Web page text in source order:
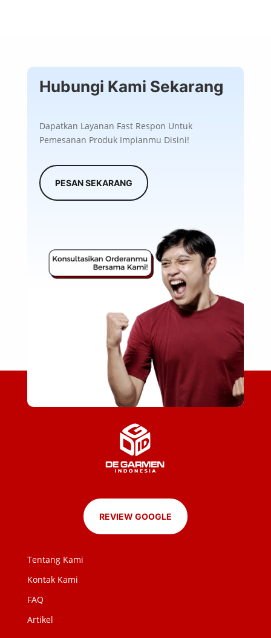
Hubungi Kami Sekarang
Dapatkan Layanan Fast Respon Untuk
Pemesanan Produk Impianmu Disini!
PESAN SEKARANG
REVIEW GOOGLE
Tentang Kami
Kontak Kami
FAQ
Artikel